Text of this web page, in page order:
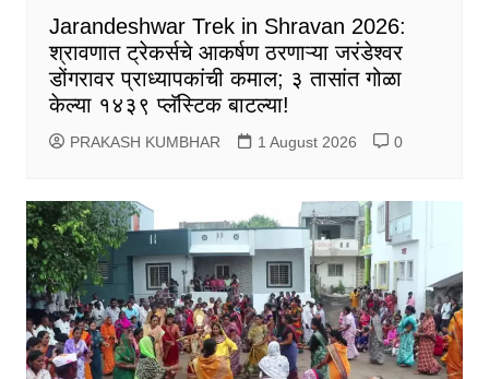
Jarandeshwar Trek in Shravan 2026:
श्रावणात ट्रेकर्सचे आकर्षण ठरणाऱ्या जरंडेश्वर
डोंगरावर प्राध्यापकांची कमाल; ३ तासांत गोळा
केल्या १४३९ प्लॅस्टिक बाटल्या!
PRAKASH KUMBHAR 1 August 2026 0